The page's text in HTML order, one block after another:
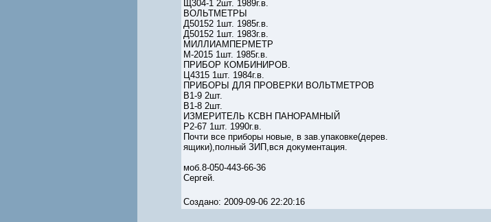
Щ304-1 2шт. 1989г.в.
ВОЛЬТМЕТРЫ
Д50152 1шт. 1985г.в.
Д50152 1шт. 1983г.в.
МИЛЛИАМПЕРМЕТР
М-2015 1шт. 1985г.в.
ПРИБОР КОМБИНИРОВ.
Ц4315 1шт. 1984г.в.
ПРИБОРЫ ДЛЯ ПРОВЕРКИ ВОЛЬТМЕТРОВ
В1-9 2шт.
В1-8 2шт.
ИЗМЕРИТЕЛЬ КСВН ПАНОРАМНЫЙ
Р2-67 1шт. 1990г.в.
Почти все приборы новые, в зав.упаковке(дерев.
ящики),полный ЗИП,вся документация.
моб.8-050-443-66-36
Сергей.
Создано: 2009-09-06 22:20:16